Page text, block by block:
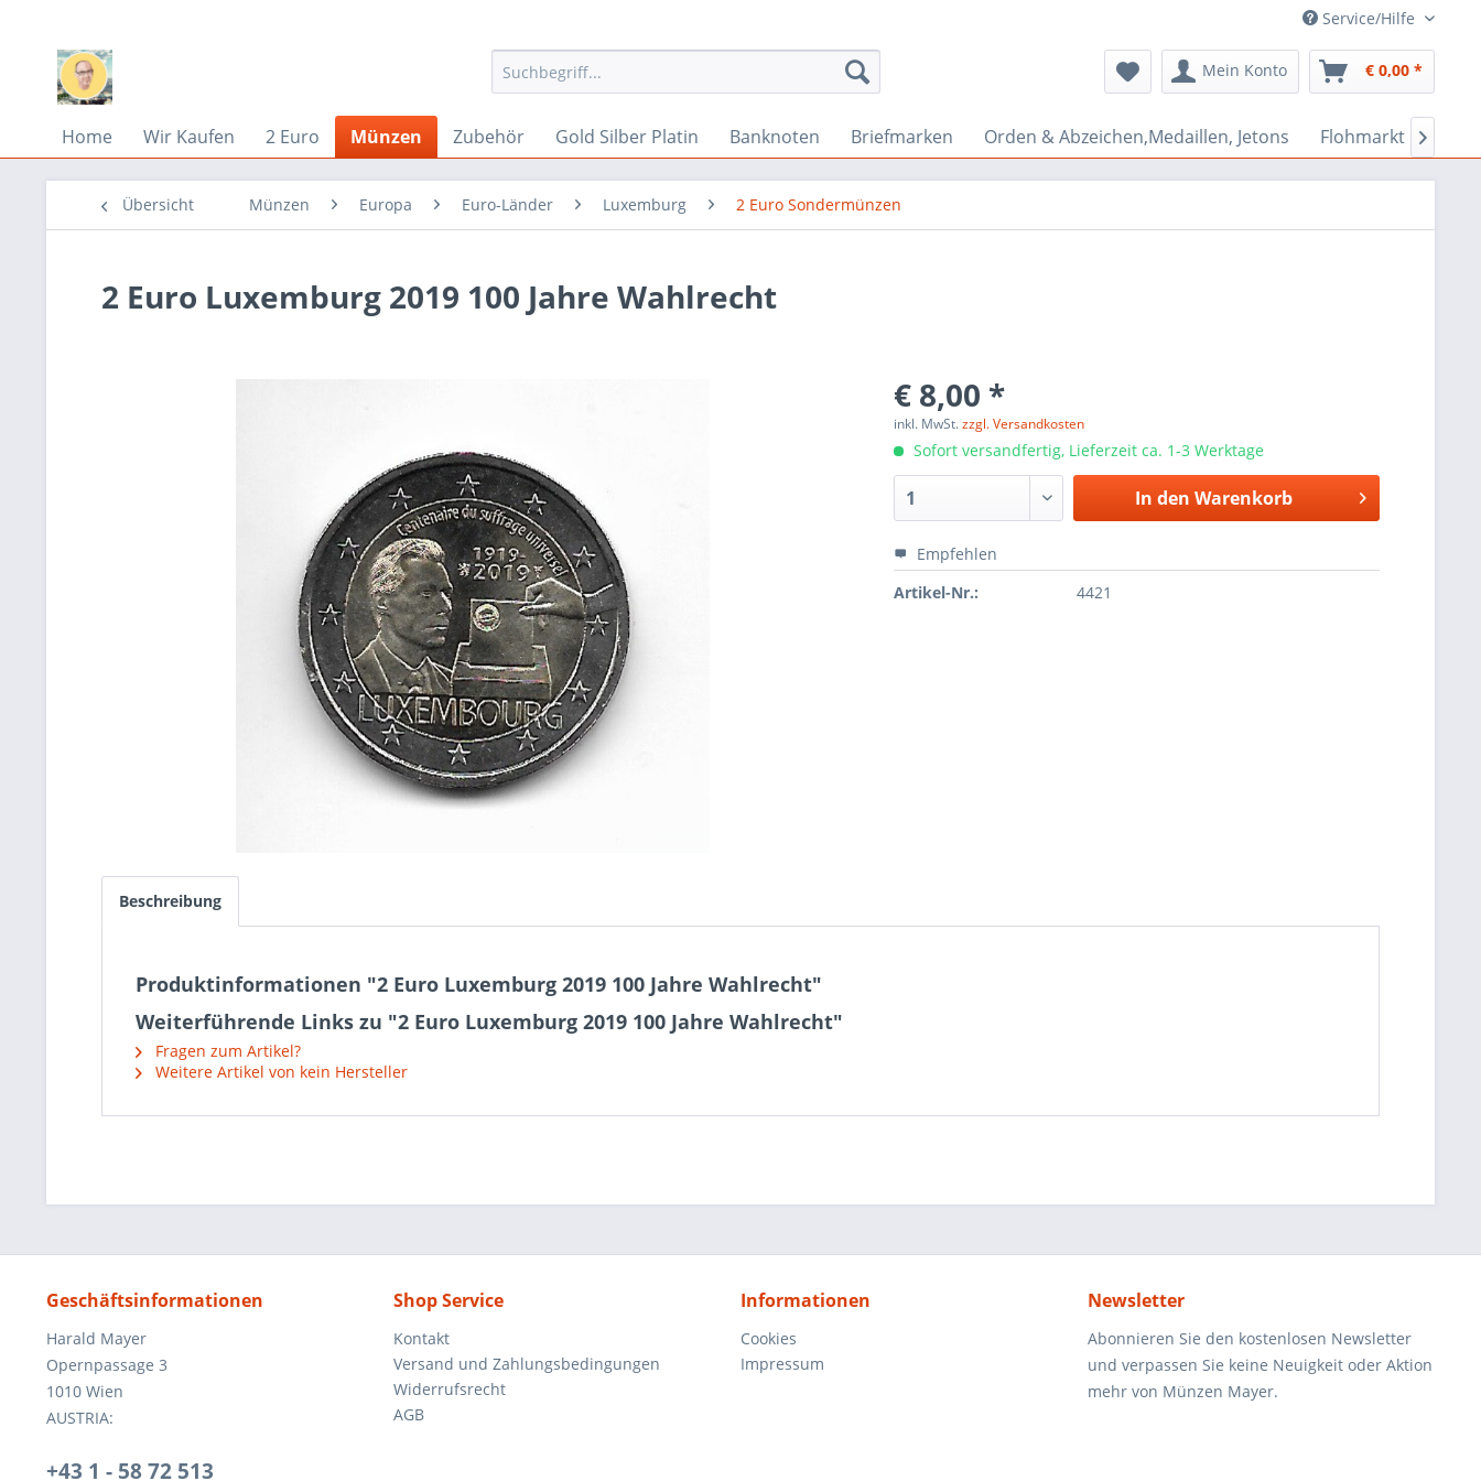
Service/Hilfe
Mein Konto € 0,00 *
Home Wir Kaufen 2 Euro Münzen Zubehör Gold Silber Platin Banknoten Briefmarken Orden & Abzeichen,Medaillen, Jetons Flohmarkt Bazar

Übersicht Münzen Europa Euro-Länder Luxemburg 2 Euro Sondermünzen
2 Euro Luxemburg 2019 100 Jahre Wahlrecht
€ 8,00 *
inkl. MwSt.zzgl. Versandkosten
Sofort versandfertig, Lieferzeit ca. 1-3 Werktage
In den Warenkorb
Empfehlen
Artikel-Nr.:
4421
Beschreibung
Produktinformationen "2 Euro Luxemburg 2019 100 Jahre Wahlrecht"
Weiterführende Links zu "2 Euro Luxemburg 2019 100 Jahre Wahlrecht"
Fragen zum Artikel?
Weitere Artikel von kein Hersteller
Geschäftsinformationen
Harald Mayer
Opernpassage 3
1010 Wien
AUSTRIA:
+43 1 - 58 72 513
Shop Service
Kontakt
Versand und Zahlungsbedingungen
Widerrufsrecht
AGB
Informationen
Cookies
Impressum
Newsletter
Abonnieren Sie den kostenlosen Newsletter
und verpassen Sie keine Neuigkeit oder Aktion
mehr von Münzen Mayer.